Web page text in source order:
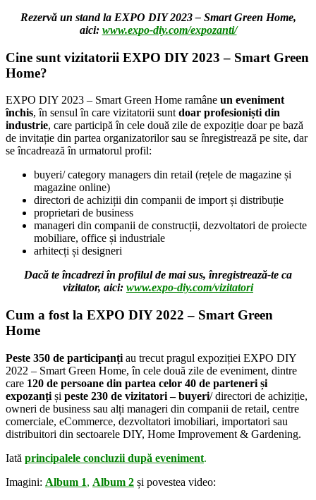
Rezervă un stand la EXPO DIY 2023 – Smart Green Home,
aici: www.expo-diy.com/expozanti/
Cine sunt vizitatorii EXPO DIY 2023 – Smart Green
Home?
EXPO DIY 2023 – Smart Green Home ramâne un eveniment
închis, în sensul în care vizitatorii sunt doar profesioniști din
industrie, care participă în cele două zile de expoziție doar pe bază
de invitație din partea organizatorilor sau se înregistrează pe site, dar
se încadrează în urmatorul profil:
buyeri/ category managers din retail (rețele de magazine și
magazine online)
directori de achiziții din companii de import și distribuție
proprietari de business
manageri din companii de construcții, dezvoltatori de proiecte
mobiliare, office și industriale
arhitecți și designeri
Dacă te încadrezi în profilul de mai sus, înregistrează-te ca
vizitator, aici: www.expo-diy.com/vizitatori
Cum a fost la EXPO DIY 2022 – Smart Green
Home
Peste 350 de participanți au trecut pragul expoziției EXPO DIY
2022 – Smart Green Home, în cele două zile de eveniment, dintre
care 120 de persoane din partea celor 40 de parteneri și
expozanți și peste 230 de vizitatori – buyeri/ directori de achiziție,
owneri de business sau alți manageri din companii de retail, centre
comerciale, eCommerce, dezvoltatori imobiliari, importatori sau
distribuitori din sectoarele DIY, Home Improvement & Gardening.
Iată principalele concluzii după eveniment.
Imagini: Album 1, Album 2 și povestea video: